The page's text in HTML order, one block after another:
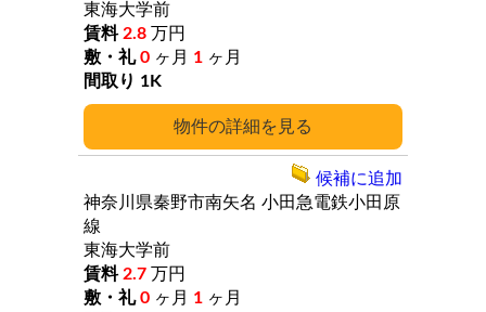
詳細
東海大学前
2.8 万円
0 ヶ月 1 ヶ月
1K
神奈川県秦野市南矢名 小田急電鉄小田原
線
東海大学前
2.7 万円
0 ヶ月 1 ヶ月
候補に追加